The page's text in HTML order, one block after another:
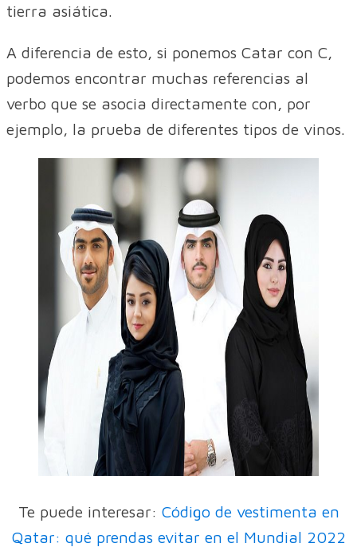
tierra asiática.
A diferencia de esto, si ponemos Catar con C,
podemos encontrar muchas referencias al
verbo que se asocia directamente con, por
ejemplo, la prueba de diferentes tipos de vinos.
Te puede interesar: Código de vestimenta en
Qatar: qué prendas evitar en el Mundial 2022